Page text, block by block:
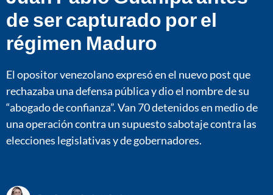
de ser capturado por el
régimen Maduro
El opositor venezolano expresó en el nuevo post que
rechazaba una defensa pública y dio el nombre de su
“abogado de confianza”. Van 70 detenidos en medio de
una operación contra un supuesto sabotaje contra las
elecciones legislativas y de gobernadores.